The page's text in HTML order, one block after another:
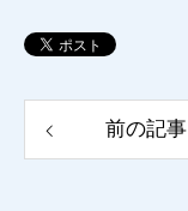
前の記事